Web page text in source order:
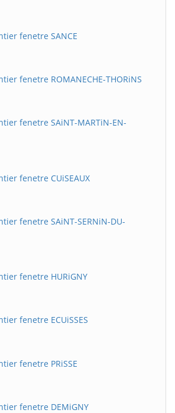
fenetre SANCE
fenetre ROMANECHE-THORiNS
fenetre SAiNT-MARTiN-EN-
fenetre CUiSEAUX
fenetre SAiNT-SERNiN-DU-
fenetre HURiGNY
fenetre ECUiSSES
fenetre PRiSSE
fenetre DEMiGNY